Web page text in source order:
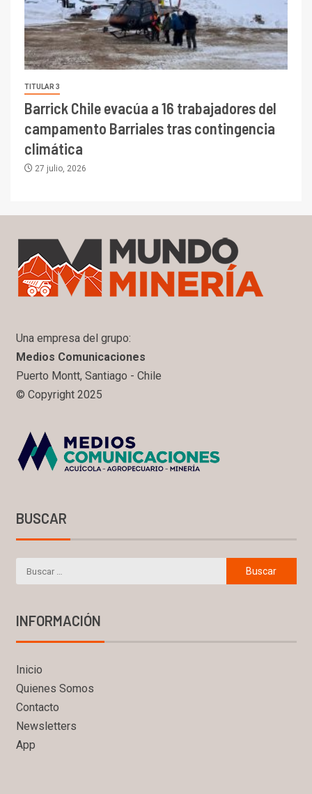
TITULAR 3
Barrick Chile evacúa a 16 trabajadores del
campamento Barriales tras contingencia
climática
27 julio, 2026
Una empresa del grupo:
Medios Comunicaciones
Puerto Montt, Santiago - Chile
© Copyright 2025
BUSCAR
INFORMACIÓN
Inicio
Quienes Somos
Contacto
Newsletters
App